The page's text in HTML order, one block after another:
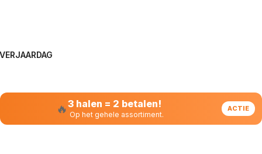
VERJAARDAG
🔥3 halen = 2 betalen!
Op het gehele assortiment.
ACTIE